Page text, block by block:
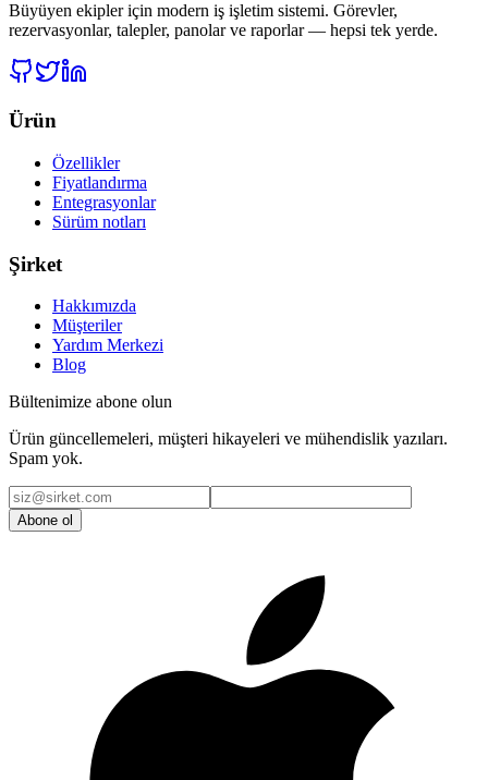
Büyüyen ekipler için modern iş işletim sistemi. Görevler,
rezervasyonlar, talepler, panolar ve raporlar — hepsi tek yerde.
Ürün
Özellikler
Fiyatlandırma
Entegrasyonlar
Sürüm notları
Şirket
Hakkımızda
Müşteriler
Yardım Merkezi
Blog
Bültenimize abone olun
Ürün güncellemeleri, müşteri hikayeleri ve mühendislik yazıları.
Spam yok.
Abone ol